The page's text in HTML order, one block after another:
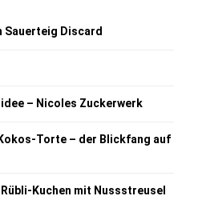
Sauerteig Discard
– Nicoles Zuckerwerk
Torte – der Blickfang auf
Kuchen mit Nussstreusel